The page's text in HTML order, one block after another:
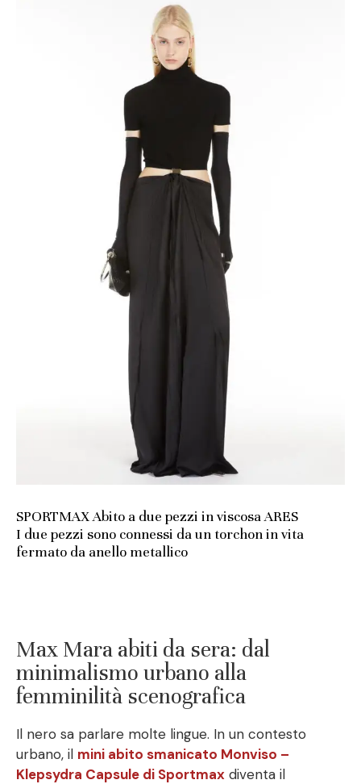
SPORTMAX Abito a due pezzi in viscosa ARES
I due pezzi sono connessi da un torchon in vita
fermato da anello metallico
Max Mara abiti da sera: dal
minimalismo urbano alla
femminilità scenografica
Il nero sa parlare molte lingue. In un contesto
urbano, il mini abito smanicato Monviso –
Klepsydra Capsule di Sportmax diventa il